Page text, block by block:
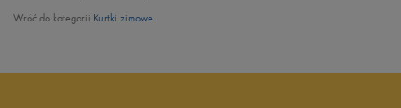
Wróć do kategorii Kurtki zimowe